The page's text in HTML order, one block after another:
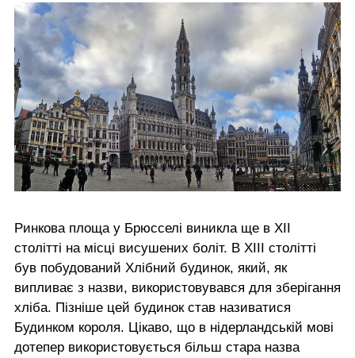
Ринкова площа у Брюсселі виникла ще в XII
столітті на місці висушених боліт. В XIII столітті
був побудований Хлібний будинок, який, як
випливає з назви, використовувався для зберігання
хліба. Пізніше цей будинок став називатися
Будинком короля. Цікаво, що в нідерландській мові
дотепер використовується більш стара назва